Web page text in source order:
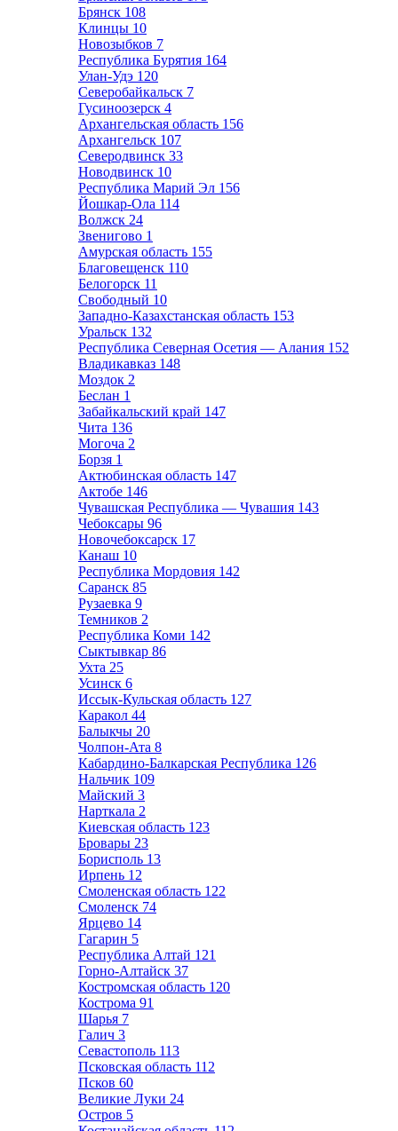
Брянск 108
Клинцы 10
Новозыбков 7
Республика Бурятия 164
Улан-Удэ 120
Северобайкальск 7
Гусиноозерск 4
Архангельская область 156
Архангельск 107
Северодвинск 33
Новодвинск 10
Республика Марий Эл 156
Йошкар-Ола 114
Волжск 24
Звенигово 1
Амурская область 155
Благовещенск 110
Белогорск 11
Свободный 10
Западно-Казахстанская область 153
Уральск 132
Республика Северная Осетия — Алания 152
Владикавказ 148
Моздок 2
Беслан 1
Забайкальский край 147
Чита 136
Могоча 2
Борзя 1
Актюбинская область 147
Актобе 146
Чувашская Республика — Чувашия 143
Чебоксары 96
Новочебоксарск 17
Канаш 10
Республика Мордовия 142
Саранск 85
Рузаевка 9
Темников 2
Республика Коми 142
Сыктывкар 86
Ухта 25
Усинск 6
Иссык-Кульская область 127
Каракол 44
Балыкчы 20
Чолпон-Ата 8
Кабардино-Балкарская Республика 126
Нальчик 109
Майский 3
Нарткала 2
Киевская область 123
Бровары 23
Борисполь 13
Ирпень 12
Смоленская область 122
Смоленск 74
Ярцево 14
Гагарин 5
Республика Алтай 121
Горно-Алтайск 37
Костромская область 120
Кострома 91
Шарья 7
Галич 3
Севастополь 113
Псковская область 112
Псков 60
Великие Луки 24
Остров 5